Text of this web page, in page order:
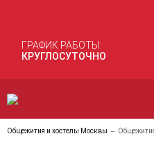
ГРАФИК РАБОТЫ:
КРУГЛОСУТОЧНО
Общежития и хостелы Москвы